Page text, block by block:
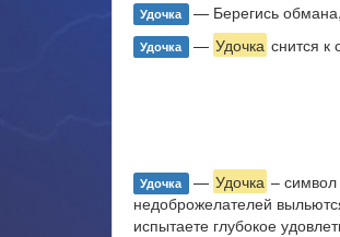
Удочка — Берегись
Удочка — Удочка снится
Удочка — Удочка – символ
недоброжелателей
испытаете глубокое